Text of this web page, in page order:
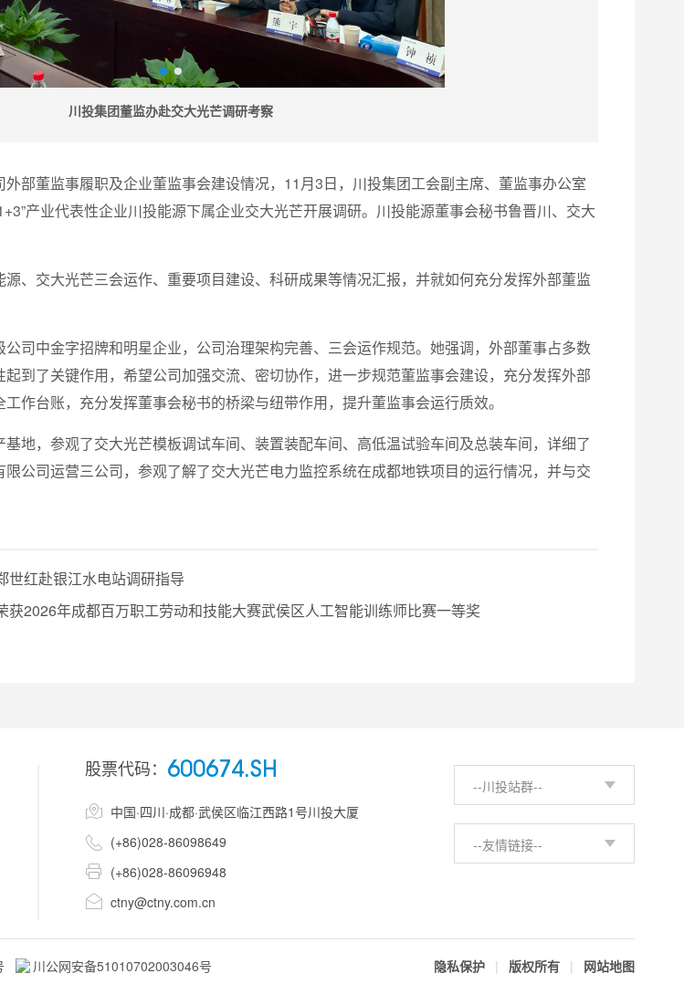
川投集团董监办赴交大光芒调研考察
部董监事履职及企业董监事会建设情况，11月3日，川投集团工会副主席、董监事办公室
产业代表性企业川投能源下属企业交大光芒开展调研。川投能源董事会秘书鲁晋川、交大
、交大光芒三会运作、重要项目建设、科研成果等情况汇报，并就如何充分发挥外部董监
司中金字招牌和明星企业，公司治理架构完善、三会运作规范。她强调，外部董事占多数
到了关键作用，希望公司加强交流、密切协作，进一步规范董监事会建设，充分发挥外部
作台账，充分发挥董事会秘书的桥梁与纽带作用，提升董监事会运行质效。
地，参观了交大光芒模板调试车间、装置装配车间、高低温试验车间及总装车间，详细了
公司运营三公司，参观了解了交大光芒电力监控系统在成都地铁项目的运行情况，并与交
世红赴银江水电站调研指导
获2026年成都百万职工劳动和技能大赛武侯区人工智能训练师比赛一等奖
股票代码： 600674.SH
 中国·四川·成都·武侯区临江西路1号川投大厦
 (+86)028-86098649
 (+86)028-86096948
 ctny@ctny.com.cn
--川投站群--
--友情链接--
川公网安备51010702003046号 隐私保护 | 版权所有 | 网站地图